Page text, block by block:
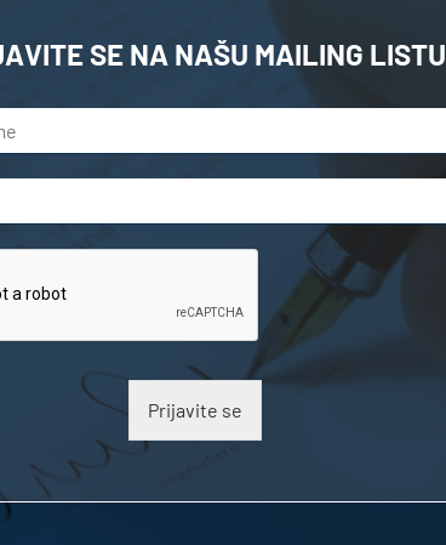
SE NA NAŠU MAILING LISTU
Prijavite se